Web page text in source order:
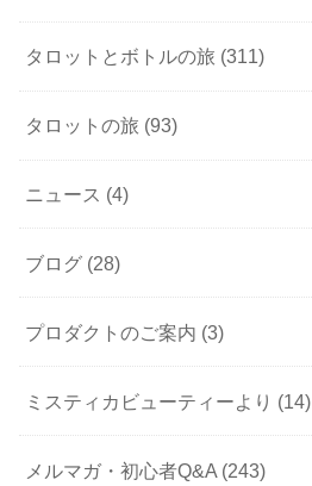
タロットとボトルの旅 (311)
タロットの旅 (93)
ニュース (4)
ブログ (28)
プロダクトのご案内 (3)
ミスティカビューティーより (14)
メルマガ・初心者Q&A (243)